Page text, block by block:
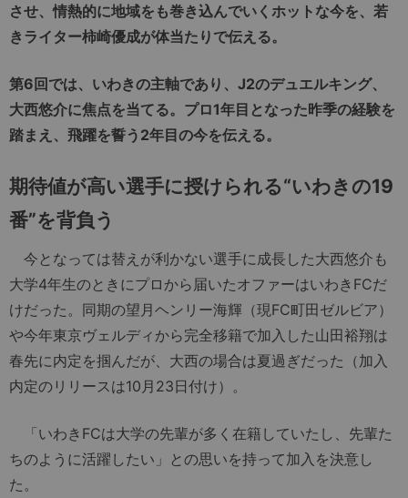
させ、情熱的に地域をも巻き込んでいくホットな今を、若
きライター柿崎優成が体当たりで伝える。
第6回では、いわきの主軸であり、J2のデュエルキング、
大西悠介に焦点を当てる。プロ1年目となった昨季の経験を
踏まえ、飛躍を誓う2年目の今を伝える。
期待値が高い選手に授けられる“いわきの19
番”を背負う
今となっては替えが利かない選手に成長した大西悠介も
大学4年生のときにプロから届いたオファーはいわきFCだ
けだった。同期の望月ヘンリー海輝（現FC町田ゼルビア）
や今年東京ヴェルディから完全移籍で加入した山田裕翔は
春先に内定を掴んだが、大西の場合は夏過ぎだった（加入
内定のリリースは10月23日付け）。
「いわきFCは大学の先輩が多く在籍していたし、先輩た
ちのように活躍したい」との思いを持って加入を決意し
た。